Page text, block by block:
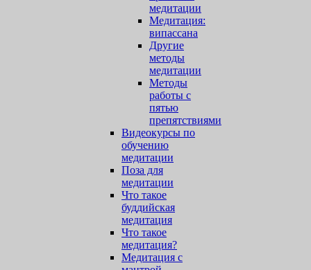
медитации
Медитация:
випассана
Другие
методы
медитации
Методы
работы с
пятью
препятствиями
Видеокурсы по
обучению
медитации
Поза для
медитации
Что такое
буддийская
медитация
Что такое
медитация?
Медитация с